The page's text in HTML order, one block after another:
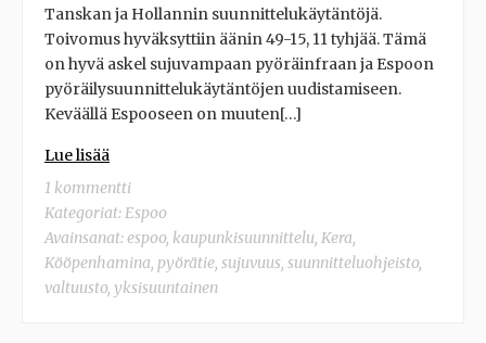
Tanskan ja Hollannin suunnittelukäytäntöjä.
Toivomus hyväksyttiin äänin 49-15, 11 tyhjää. Tämä
on hyvä askel sujuvampaan pyöräinfraan ja Espoon
pyöräilysuunnittelukäytäntöjen uudistamiseen.
Keväällä Espooseen on muuten[…]
Lue lisää
1 kommentti
Kategoriat:Espoo
Avainsanat:espoo, kaupunkisuunnittelu, Kera,
Kööpenhamina, pyörätie, sujuvuus, suunnitteluohjeisto,
valtuusto, yksisuuntainen